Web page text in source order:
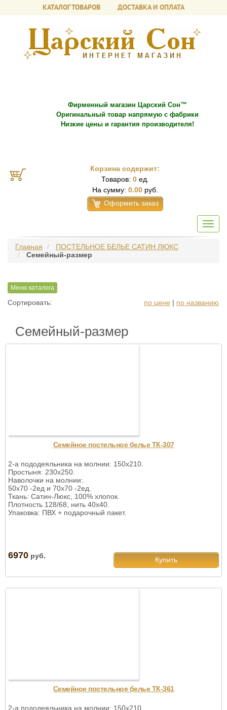
КАТАЛОГ ТОВАРОВ ДОСТАВКА И ОПЛАТА
Фирменный магазин Царский Сон™
Оригинальный товар напрямую с фабрики
Низкие цены и гарантия производителя!
Корзина содержит:
Товаров: 0ед.
На сумму: 0.00руб.
Оформить заказ
Главная
ПОСТЕЛЬНОЕ БЕЛЬЕ САТИН ЛЮКС
Семейный-размер
Меню каталога
по цене | по названию
Сортировать:
Семейный-размер
Семейное постельное белье ТК-307
2-а пододеяльника на молнии: 150х210.
Простыня: 230х250.
Наволочки на молнии:.
50х70 -2ед и 70х70 -2ед.
Ткань: Сатин-Люкс, 100% хлопок.
Плотность 128/68, нить 40х40.
Упаковка: ПВХ + подарочный пакет.
6970 руб. Купить
Семейное постельное белье ТК-361
2-а пододеяльника на молнии: 150х210.